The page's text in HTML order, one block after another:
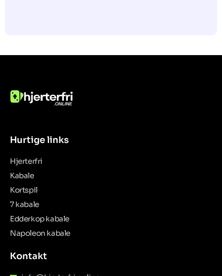
Hurtige links
Hjerterfri
Kabale
Kortspil
7 kabale
Edderkop kabale
Napoleon kabale
Kontakt